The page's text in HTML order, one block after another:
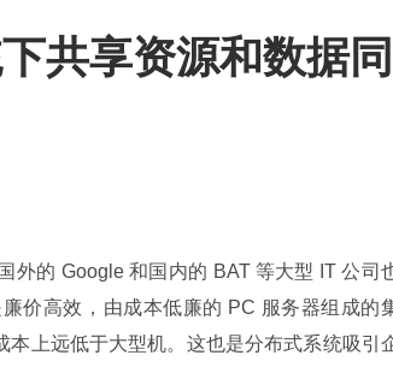
共享资源和数据同
外的 Google 和国内的 BAT 等大型 IT 公司
价高效，由成本低廉的 PC 服务器组成的
上远低于大型机。这也是分布式系统吸引